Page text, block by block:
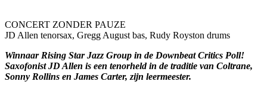
CONCERT ZONDER PAUZE
JD Allen tenorsax, Gregg August bas, Rudy Royston drums
Winnaar Rising Star Jazz Group in de Downbeat Critics Poll!
Saxofonist JD Allen is een tenorheld in de traditie van Coltrane,
Sonny Rollins en James Carter, zijn leermeester.